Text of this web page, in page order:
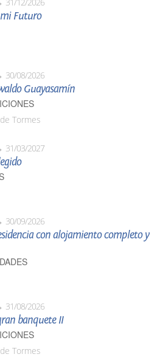
Futuro
30/08/2026
Guayasamín
Tormes
31/03/2027
30/09/2026
con alojamiento completo y
31/08/2026
banquete II
Tormes